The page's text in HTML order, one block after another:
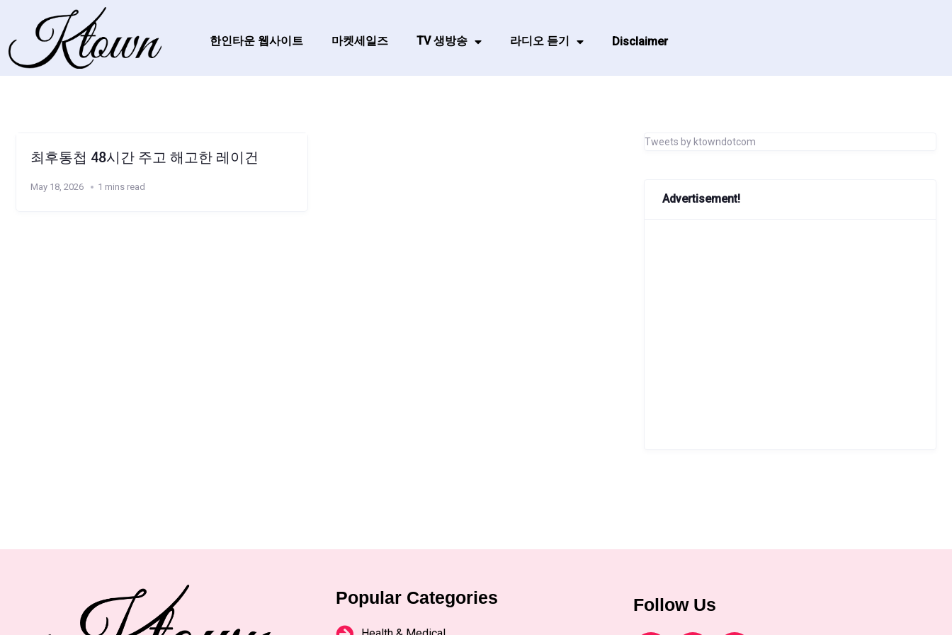
한인타운 웹사이트 마켓세일즈 TV 생방송 라디오 듣기 Disclaimer
최후통첩 48시간 주고 해고한 레이건
May 18, 2026 1 mins read
Tweets by ktowndotcom
Advertisement!
Popular Categories Follow Us